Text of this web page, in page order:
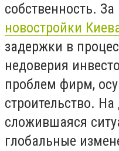
собственность.
новостройки
задержки в
недоверия
проблем фирм,
строительство.
сложившаяся
глобальные